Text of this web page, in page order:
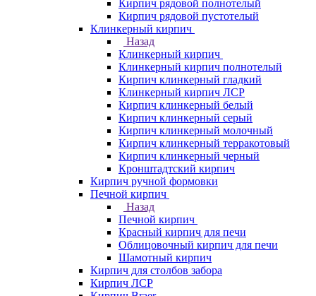
Кирпич рядовой полнотелый
Кирпич рядовой пустотелый
Клинкерный кирпич
Назад
Клинкерный кирпич
Клинкерный кирпич полнотелый
Кирпич клинкерный гладкий
Клинкерный кирпич ЛСР
Кирпич клинкерный белый
Кирпич клинкерный серый
Кирпич клинкерный молочный
Кирпич клинкерный терракотовый
Кирпич клинкерный черный
Кронштадтский кирпич
Кирпич ручной формовки
Печной кирпич
Назад
Печной кирпич
Красный кирпич для печи
Облицовочный кирпич для печи
Шамотный кирпич
Кирпич для столбов забора
Кирпич ЛСР